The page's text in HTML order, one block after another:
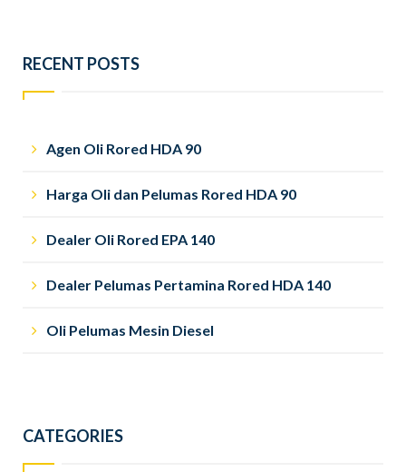
RECENT POSTS
Agen Oli Rored HDA 90
Harga Oli dan Pelumas Rored HDA 90
Dealer Oli Rored EPA 140
Dealer Pelumas Pertamina Rored HDA 140
Oli Pelumas Mesin Diesel
CATEGORIES